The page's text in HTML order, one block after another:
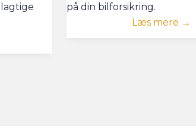
på din bilforsikring.
Læs mere →